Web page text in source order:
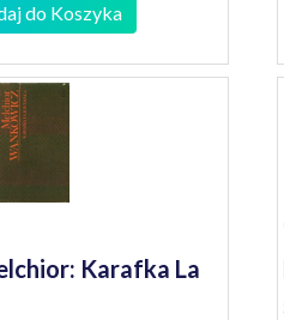
do Koszyka
Karafka La